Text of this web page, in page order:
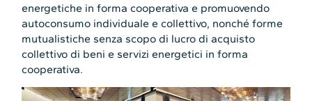
energetiche in forma cooperativa e promuovendo
autoconsumo individuale e collettivo, nonché forme
mutualistiche senza scopo di lucro di acquisto
collettivo di beni e servizi energetici in forma
cooperativa.